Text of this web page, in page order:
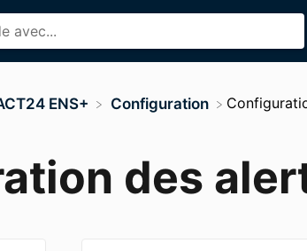
ENS+ ​Configuration
des